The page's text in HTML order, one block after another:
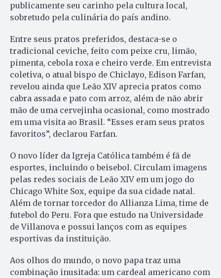
publicamente seu carinho pela cultura local,
sobretudo pela culinária do país andino.
Entre seus pratos preferidos, destaca-se o
tradicional ceviche, feito com peixe cru, limão,
pimenta, cebola roxa e cheiro verde. Em entrevista
coletiva, o atual bispo de Chiclayo, Edison Farfan,
revelou ainda que Leão XIV aprecia pratos como
cabra assada e pato com arroz, além de não abrir
mão de uma cervejinha ocasional, como mostrado
em uma visita ao Brasil. “Esses eram seus pratos
favoritos”, declarou Farfan.
O novo líder da Igreja Católica também é fã de
esportes, incluindo o beisebol. Circulam imagens
pelas redes sociais de Leão XIV em um jogo do
Chicago White Sox, equipe da sua cidade natal.
Além de tornar torcedor do Allianza Lima, time de
futebol do Peru. Fora que estudo na Universidade
de Villanova e possui lanços com as equipes
esportivas da instituição.
Aos olhos do mundo, o novo papa traz uma
combinação inusitada: um cardeal americano com